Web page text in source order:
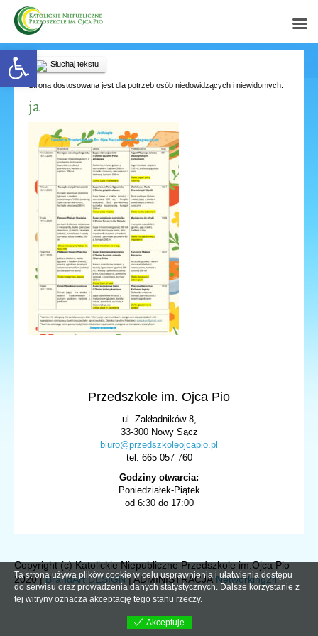
Open toolbar
Słuchaj tekstu
Strona dostosowana jest dla potrzeb osób niedowidzących i niewidomych.
ja
Przedszkole im. Ojca Pio
ul. Zakładników 8,
33-300 Nowy Sącz
biuro@przedszkoleojcapio.pl
tel. 665 057 760
Godziny otwarcia:
Poniedziałek-Piątek
od 6:30 do 17:00
Copyright (c) Katolickie Niepubliczne Przedszkole im.Ojca Pio
2020 |BrandArt DESIGN| ADMINISTRACJANetworking24
Ta strona używa plików cookie w celu usprawnienia i ułatwienia dostępu
do serwisu oraz prowadzenia danych statystycznych. Dalsze korzystanie z
tej witryny oznacza akceptację tego stanu rzeczy.
Akceptuję